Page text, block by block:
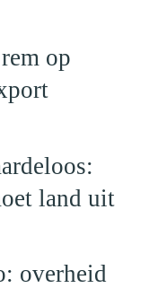
op
land uit
overheid